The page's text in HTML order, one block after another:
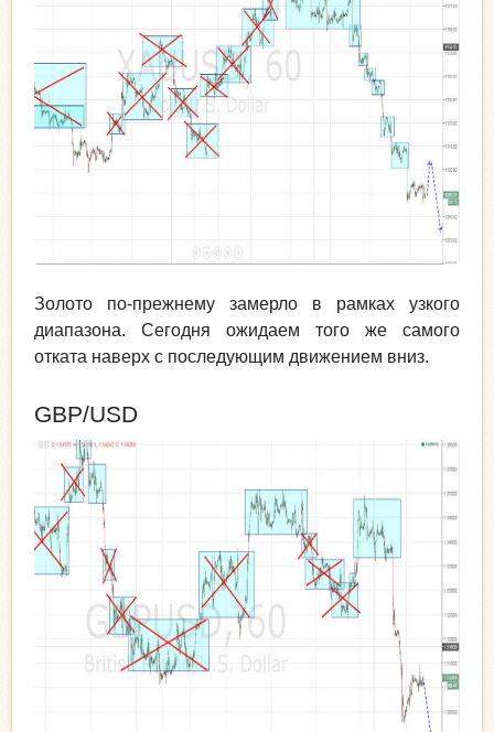
Золото по-прежнему замерло в рамках узкого
диапазона. Сегодня ожидаем того же самого
отката наверх с последующим движением вниз.
GBP/USD